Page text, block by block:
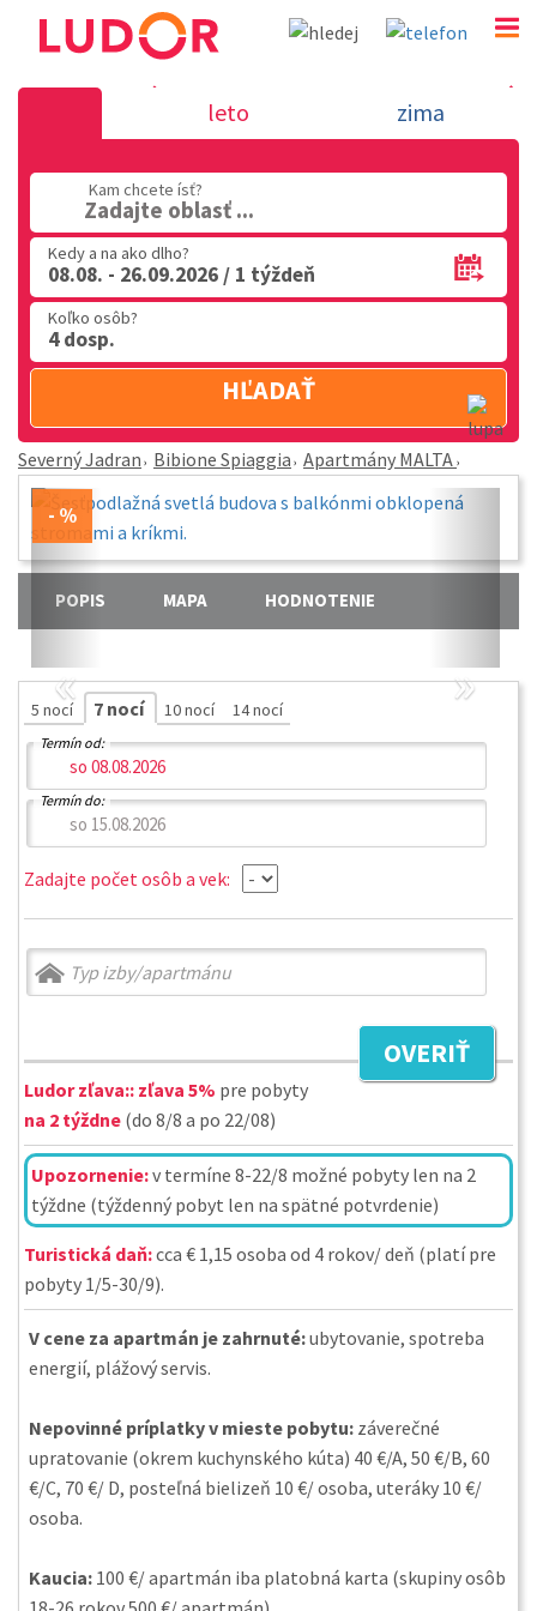
Apartmány MALTA - Bibione Spiaggia - Severný
leto zima
Kam chcete ísť?
Zadajte oblasť ...
Kedy a na ako dlho?
08.08. - 26.09.2026 / 1 týždeň
Koľko osôb?
4 dosp.
HĽADAŤ
Severný Jadran Bibione Spiaggia Apartmány MALTA
« »
POPIS MAPA HODNOTENIE
5 nocí 7 nocí 10 nocí 14 nocí
Termín od:
Termín do:
Zadajte počet osôb a vek:
OVERIŤ
Ludor zľava:: zľava 5% pre pobyty
na 2 týždne (do 8/8 a po 22/08)
Upozornenie:v termíne 8-22/8 možné pobyty len na 2
týždne (týždenný pobyt len na spätné potvrdenie)
Turistická daň:cca € 1,15 osoba od 4 rokov/ deň (platí pre
pobyty 1/5-30/9).
V cene za apartmán je zahrnuté:ubytovanie, spotreba
energií, plážový servis.
Nepovinné príplatky v mieste pobytu: záverečné
upratovanie (okrem kuchynského kúta) 40 €/A, 50 €/B, 60
€/C, 70 €/ D, posteľná bielizeň 10 €/ osoba, uteráky 10 €/
osoba.
Kaucia: 100 €/ apartmán iba platobná karta (skupiny osôb